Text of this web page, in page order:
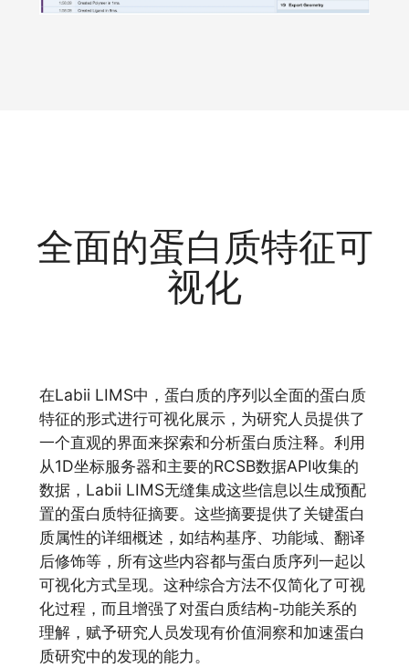
全面的蛋白质特征可
视化
在Labii LIMS中，蛋白质的序列以全面的蛋白质
特征的形式进行可视化展示，为研究人员提供了
一个直观的界面来探索和分析蛋白质注释。利用
从1D坐标服务器和主要的RCSB数据API收集的
数据，Labii LIMS无缝集成这些信息以生成预配
置的蛋白质特征摘要。这些摘要提供了关键蛋白
质属性的详细概述，如结构基序、功能域、翻译
后修饰等，所有这些内容都与蛋白质序列一起以
可视化方式呈现。这种综合方法不仅简化了可视
化过程，而且增强了对蛋白质结构-功能关系的
理解，赋予研究人员发现有价值洞察和加速蛋白
质研究中的发现的能力。